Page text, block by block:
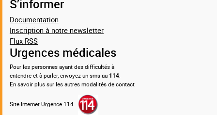
S’informer
Documentation
Inscription à notre newsletter
Flux RSS
Urgences médicales
Pour les personnes ayant des difficultés à
entendre et à parler, envoyez un sms au 114.
En savoir plus sur les autres modalités de contact
Site Internet Urgence 114